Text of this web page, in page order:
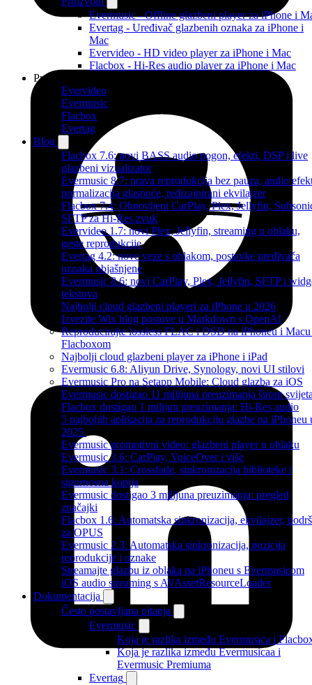
Evermusic - Offline glazbeni player za iPhone i
Evertag - Uređivač glazbenih oznaka za iPhone i
Mac
Evervideo - HD video player za iPhone i Mac
Flacbox - Hi-Res audio player za iPhone i Mac
Proizvodi
Evervideo
Evermusic
Flacbox
Evertag
Blog
Flacbox 7.6: novi BASS audio pogon, efekti, DSP i live
glazbeni vizualizator
Evermusic 8.7: prava reprodukcija bez pauza, audio
normalizacija glasnoće, redizajnirani ekvilajzer
Flacbox 7.4: Obnovljeni CarPlay, Plex, Jellyfin,
SFTP za Hi-Res zvuk
Evervideo 1.7: novi Plex, Jellyfin, streaming u oblaku,
geste reprodukcije
Evertag 4.2: nove veze s oblakom, postavke uređivača
oznaka objašnjene
Evermusic 8.6: novi CarPlay, Plex, Jellyfin, SFTP i
tekstova
Najbolji cloud glazbeni playeri za iPhone u 2026
Izvezite Wix blog postove u Markdown s OpenAI
Reproducirajte lossless FLAC i DSD na iPhoneu i Macu
Flacboxom
Najbolji cloud glazbeni player za iPhone i iPad
Evermusic 6.8: Aliyun Drive, Synology, novi UI stilovi
Evermusic Pro na Setapp Mobile: Cloud glazba za iOS
Evermusic dostigao 11 milijuna preuzimanja širom
Flacbox dostigao 1 milijun preuzimanja: Hi-Res audio
5 najboljih aplikacija za reprodukciju glazbe na iPhoneu
2025.
Evermusic promotivni video: glazbeni player u oblaku
Evermusic 3.6: CarPlay, VoiceOver i više
Evermusic 3.1: Crossfade, sinkronizacija biblioteke i
sigurnosna kopija
Evermusic dostigao 3 milijuna preuzimanja: pregled
značajki
Flacbox 1.6: Automatska sinkronizacija, ekvilajzer,
za OPUS
Evermusic 2.3: Automatska sinkronizacija, pozicija
reprodukcije i oznake
Streamajte glazbu iz oblaka na iPhoneu s Evermusicom
iOS audio streaming s AVAssetResourceLoader
Dokumentacija
Često postavljana pitanja
Evermusic
Koja je razlika između Evermusica i
Koja je razlika između Evermusicaa i
Evermusic Premiuma
Evertag